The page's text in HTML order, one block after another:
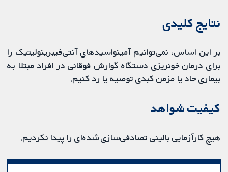
‌نتایج کلیدی
بر این اساس، نمی‌توانیم آمینواسیدهای آنتی‌فیبرینولیتیک را
برای درمان خونریزی دستگاه گوارش فوقانی در افراد مبتلا به
بیماری حاد یا مزمن کبدی توصیه یا رد کنیم.
کیفیت شواهد
هیچ کارآزمایی بالینی تصادفی‌سازی شده‌ای را پیدا نکردیم.